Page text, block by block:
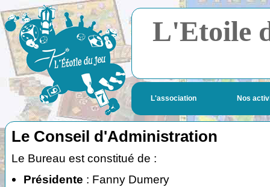
L'Etoile
L'association Nos
Le Conseil d'Administration
Le Bureau est constitué de :
Présidente : Fanny Dumery